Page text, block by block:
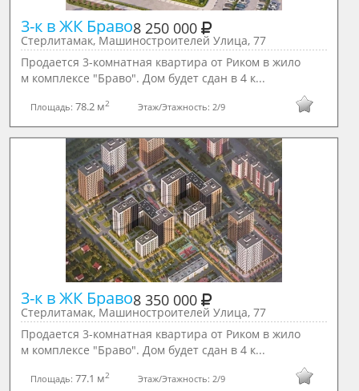
3-к в ЖК Браво8 250 000
Стерлитамак, Машиностроителей Улица, 77
Продается 3-комнатная квартира от Риком в жило
м комплексе "Браво". Дом будет сдан в 4 к...
Площадь:78.2 м2 Этаж/Этажность: 2/9
3-к в ЖК Браво8 350 000
Стерлитамак, Машиностроителей Улица, 77
Продается 3-комнатная квартира от Риком в жило
м комплексе "Браво". Дом будет сдан в 4 к...
Площадь:77.1 м2 Этаж/Этажность: 2/9